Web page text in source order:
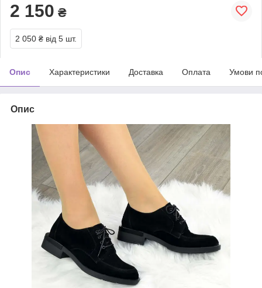
2 150 ₴
2 050 ₴ від 5 шт.
Опис Характеристики Доставка Оплата Умови
Опис